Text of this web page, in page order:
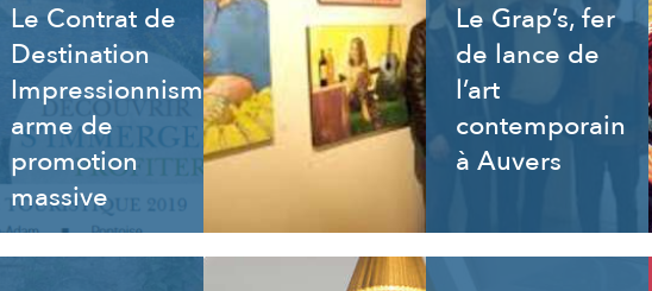
Le Contrat de
Destination
Impressionnisme,
arme de
promotion
massive
Le Grap’s, fer
de lance de
l’art
contemporain
à Auvers